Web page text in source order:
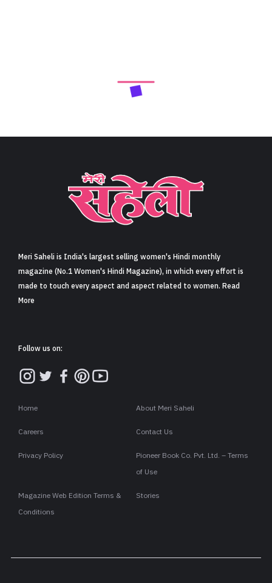
Meri Saheli is India's largest selling women's Hindi monthly
magazine (No.1 Women's Hindi Magazine), in which every effort is
made to touch every aspect and aspect related to women. Read
More
Follow us on:
Home About Meri Saheli
Careers Contact Us
Privacy Policy
Pioneer Book Co. Pvt. Ltd. – Terms
of Use
Magazine Web Edition Terms &
Conditions
Stories